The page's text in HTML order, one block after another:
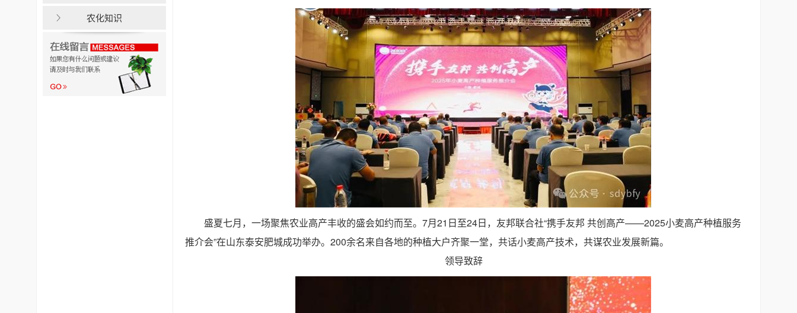
农化知识
盛夏七月，一场聚焦农业高产丰收的盛会如约而至。7月21日至24日，友邦联合社“携手友邦 共创高产——2025小麦高产种植服务
推介会”在山东泰安肥城成功举办。200余名来自各地的种植大户齐聚一堂，共话小麦高产技术，共谋农业发展新篇。
领导致辞